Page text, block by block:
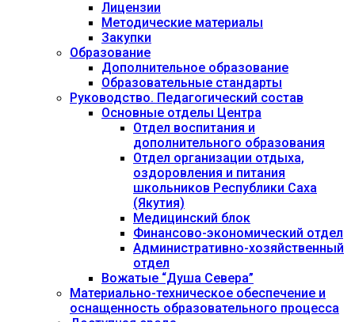
Лицензии
Методические материалы
Закупки
Образование
Дополнительное образование
Образовательные стандарты
Руководство. Педагогический состав
Основные отделы Центра
Отдел воспитания и
дополнительного образования
Отдел организации отдыха,
оздоровления и питания
школьников Республики Саха
(Якутия)
Медицинский блок
Финансово-экономический отдел
Административно-хозяйственный
отдел
Вожатые “Душа Севера”
Материально-техническое обеспечение и
оснащенность образовательного процесса